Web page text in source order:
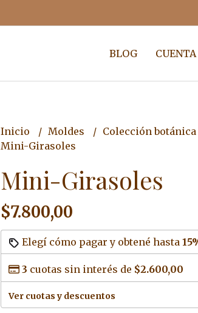
BLOG CUENTA
Inicio Moldes
Colección botánica
Mini-Girasoles
Mini-Girasoles
$7.800,00
Elegí cómo pagar y obtené hasta
3 cuotas sin interés de $2.600,00
Ver cuotas y descuentos